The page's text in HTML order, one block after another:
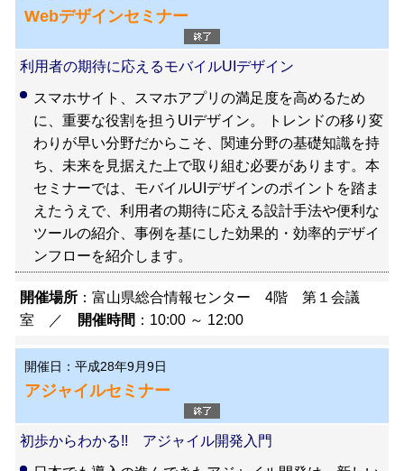
Webデザインセミナー
利用者の期待に応えるモバイルUIデザイン
スマホサイト、スマホアプリの満足度を高めるため
に、重要な役割を担うUIデザイン。 トレンドの移り変
わりが早い分野だからこそ、関連分野の基礎知識を持
ち、未来を見据えた上で取り組む必要があります。本
セミナーでは、モバイルUIデザインのポイントを踏ま
えたうえで、利用者の期待に応える設計手法や便利な
ツールの紹介、事例を基にした効果的・効率的デザイ
ンフローを紹介します。
開催場所 ：富山県総合情報センター 4階 第１会議
室 ／
開催時間 ：10:00 ～ 12:00
開催日：平成28年9月9日
アジャイルセミナー
初歩からわかる!! アジャイル開発入門